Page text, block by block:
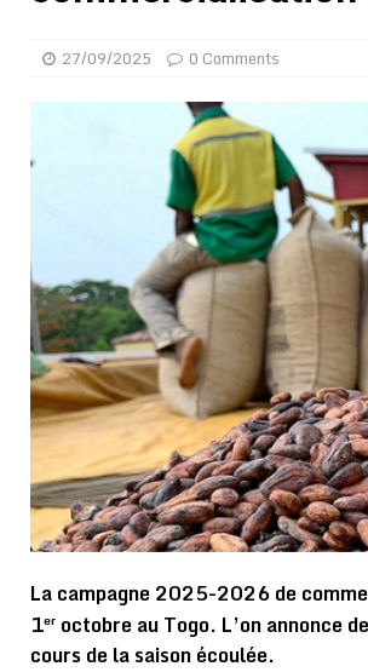
[ 01/08/2026 ] Bénin :
[ 31/07/2026 ] Niger : le
[ 31/07/2026 ] Franco
[ 31/07/2026 ]
Benjamin
[ 31/07/2026 ] Bénin : les
[ 31/07/2026 ]
Projet
BUSINESS
[ 30/07/2026 ] Mali : au
[ 05/08/2026 ] Hervé
27/09/2025 0 Comments
La campagne 2025-2026 de
1er octobre au Togo. L’on annonce
cours de la saison écoulée.